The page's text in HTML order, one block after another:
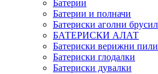
Батерии
Батерии и полначи
Батериски аголни
БАТЕРИСКИ АЛАТ
Батериски верижни пили
Батериски глодалки
Батериски дувалки